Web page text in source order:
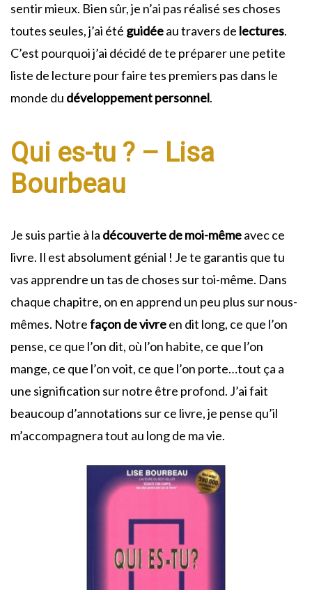
sentir mieux. Bien sûr, je n’ai pas réalisé ses choses
toutes seules, j’ai été guidéeau travers de lectures.
C’est pourquoi j’ai décidé de te préparer une petite
liste de lecture pour faire tes premiers pas dans le
monde du développement personnel.
Qui es-tu ? – Lisa
Bourbeau
Je suis partie à la découverte de moi-mêmeavec ce
livre. Il est absolument génial ! Je te garantis que tu
vas apprendre un tas de choses sur toi-même. Dans
chaque chapitre, on en apprend un peu plus sur nous-
mêmes. Notrefaçon de vivreen dit long, ce que l’on
pense, ce que l’on dit, où l’on habite, ce que l’on
mange, ce que l’on voit, ce que l’on porte…tout ça a
une signification sur notre être profond. J’ai fait
beaucoup d’annotations sur ce livre, je pense qu’il
m’accompagnera tout au long de ma vie.